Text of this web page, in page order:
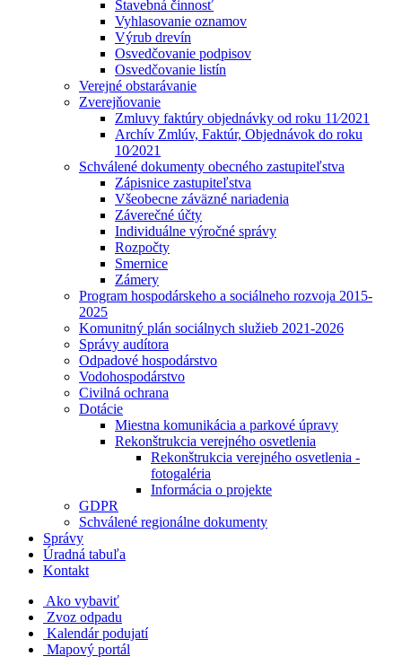
Stavebná činnosť
Vyhlasovanie oznamov
Výrub drevín
Osvedčovanie podpisov
Osvedčovanie listín
Verejné obstarávanie
Zverejňovanie
Zmluvy faktúry objednávky od roku 11⁄2021
Archív Zmlúv, Faktúr, Objednávok do roku
10⁄2021
Schválené dokumenty obecného zastupiteľstva
Zápisnice zastupiteľstva
Všeobecne záväzné nariadenia
Záverečné účty
Individuálne výročné správy
Rozpočty
Smernice
Zámery
Program hospodárskeho a sociálneho rozvoja 2015-
2025
Komunitný plán sociálnych služieb 2021-2026
Správy audítora
Odpadové hospodárstvo
Vodohospodárstvo
Civilná ochrana
Dotácie
Miestna komunikácia a parkové úpravy
Rekonštrukcia verejného osvetlenia
Rekonštrukcia verejného osvetlenia -
fotogaléria
Informácia o projekte
GDPR
Schválené regionálne dokumenty
Správy
Úradná tabuľa
Kontakt
Ako vybaviť
Zvoz odpadu
Kalendár podujatí
Mapový portál